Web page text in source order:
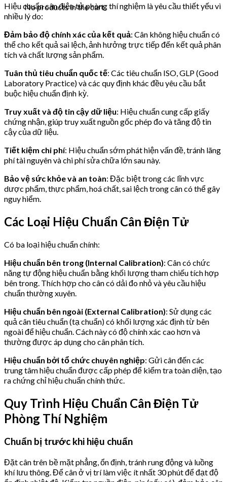
No products in the cart.
Hiệu chuẩn cân điện tử phòng thí nghiệm là yêu cầu thiết yếu vì
nhiều lý do:
Đảm bảo độ chính xác của kết quả: Cân không hiệu chuẩn có
thể cho kết quả sai lệch, ảnh hưởng trực tiếp đến kết quả phân
tích và chất lượng sản phẩm.
Tuân thủ tiêu chuẩn quốc tế: Các tiêu chuẩn ISO, GLP (Good
Laboratory Practice) và các quy định khác đều yêu cầu bắt
buộc hiệu chuẩn định kỳ.
Truy xuất và độ tin cậy dữ liệu: Hiệu chuẩn cung cấp giấy
chứng nhận, giúp truy xuất nguồn gốc phép đo và tăng độ tin
cậy của dữ liệu.
Tiết kiệm chi phí: Hiệu chuẩn sớm phát hiện vấn đề, tránh lãng
phí tài nguyên và chi phí sửa chữa lớn sau này.
Bảo vệ sức khỏe và an toàn: Đặc biệt trong các lĩnh vực
dược phẩm, thực phẩm, hoá chất, sai lệch trong cân có thể gây
nguy hiểm.
Các Loại Hiệu Chuẩn Cân Điện Tử
Có ba loại hiệu chuẩn chính:
Hiệu chuẩn bên trong (Internal Calibration): Cân có chức
năng tự động hiệu chuẩn bằng khối lượng tham chiếu tích hợp
bên trong. Thích hợp cho cân có dải đo nhỏ và yêu cầu hiệu
chuẩn thường xuyên.
Hiệu chuẩn bên ngoài (External Calibration): Sử dụng các
quả cân tiêu chuẩn (tạ chuẩn) có khối lượng xác định từ bên
ngoài để hiệu chuẩn. Cách này có độ chính xác cao hơn và
thường được áp dụng cho cân phân tích.
Hiệu chuẩn bởi tổ chức chuyên nghiệp: Gửi cân đến các
trung tâm hiệu chuẩn được cấp phép để kiểm tra toàn diện, tạo
ra chứng chỉ hiệu chuẩn chính thức.
Quy Trình Hiệu Chuẩn Cân Điện Tử
Phòng Thí Nghiệm
Chuẩn bị trước khi hiệu chuẩn
Đặt cân trên bề mặt phẳng, ổn định, tránh rung động và luồng
khí lưu thông. Để cân ở vị trí làm việc ít nhất 30 phút để đạt độ